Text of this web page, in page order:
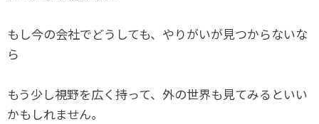
もし今の会社でどうしても、やりがいが見つからないな
ら
もう少し視野を広く持って、外の世界も見てみるといい
かもしれません。